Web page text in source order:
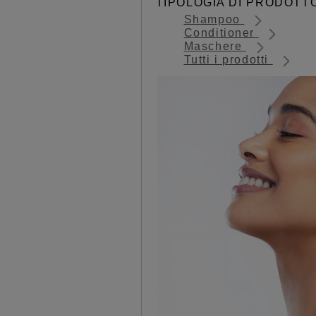
Shampoo
Conditioner
Maschere
Tutti i prodotti